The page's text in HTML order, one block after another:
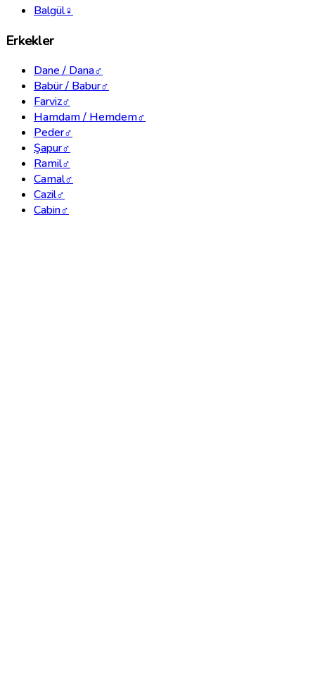
Balgül♀
Erkekler
Dane / Dana♂
Babür / Babur♂
Farviz♂
Hamdam / Hemdem♂
Peder♂
Şapur♂
Ramil♂
Camal♂
Cazil♂
Cabin♂